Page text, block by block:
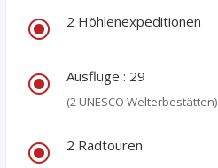
\ 2 Höhlenexpeditionen
\ Ausflüge : 29
(2 UNESCO Welterbestätten)
\ 2 Radtouren